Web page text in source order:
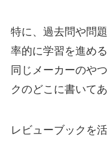
特に、過去問や問
率的に学習を進め
同じメーカーのや
クのどこに書いて
レビューブックを